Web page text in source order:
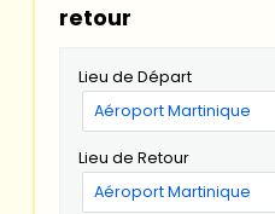
retour
Lieu de Départ
Lieu de Retour